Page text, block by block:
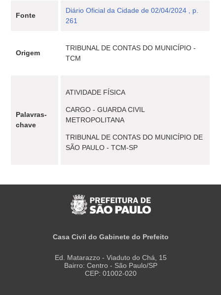
Fonte
Diário Oficial da Cidade de 02/04/2024 , p.
261
Origem
TRIBUNAL DE CONTAS DO MUNICÍPIO -
TCM
Palavras-
chave
ATIVIDADE FÍSICA
CARGO - GUARDA CIVIL
METROPOLITANA
TRIBUNAL DE CONTAS DO MUNICÍPIO DE
SÃO PAULO - TCM-SP
Casa Civil do Gabinete do Prefeito
Ed. Matarazzo - Viaduto do Chá, 15
Bairro: Centro - São Paulo/SP
CEP: 01002-020